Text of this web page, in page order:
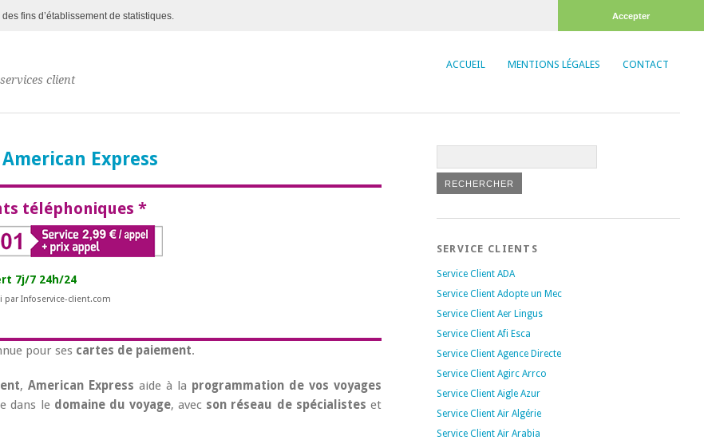
fins d’établissement de statistiques. Accepter
ACCUEIL MENTIONS LÉGALES CONTACT
client
Express
téléphoniques *
7j/7 24h/24
par Infoservice-client.com
pour ses cartes de paiement.
,American Express aide à la programmation de vos voyages
dans le domaine du voyage, avec son réseau de spécialistes et
SERVICE CLIENTS
Service Client ADA
Service Client Adopte un Mec
Service Client Aer Lingus
Service Client Afi Esca
Service Client Agence Directe
Service Client Agirc Arrco
Service Client Aigle Azur
Service Client Air Algérie
Service Client Air Arabia